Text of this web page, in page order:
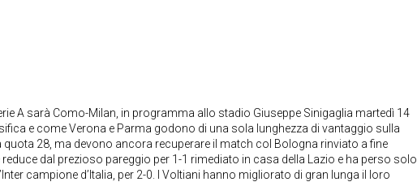
A sarà Como-Milan, in programma allo stadio Giuseppe Sinigaglia martedì 14
e come Verona e Parma godono di una sola lunghezza di vantaggio sulla
28, ma devono ancora recuperare il match col Bologna rinviato a fine
dal prezioso pareggio per 1-1 rimediato in casa della Lazio e ha perso solo
campione d’Italia, per 2-0. I Voltiani hanno migliorato di gran lunga il loro